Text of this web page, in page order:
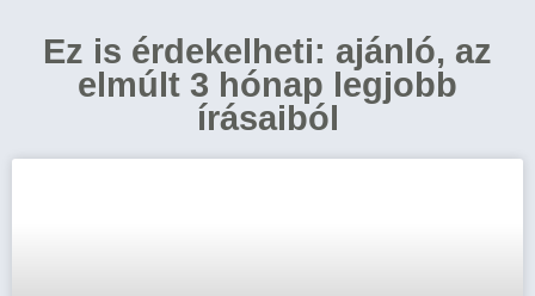
Ez is érdekelheti: ajánló, az
elmúlt 3 hónap legjobb
írásaiból